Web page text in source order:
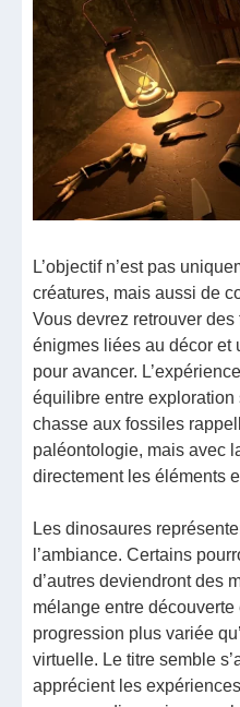
L’objectif n’est pas
créatures, mais aussi de
Vous devrez retrouver
énigmes liées au décor
pour avancer.
équilibre entre
chasse aux fossiles
paléontologie, mais avec
directement les éléments
Les dinosaures
l’ambiance. Certains
d’autres deviendront des
mélange entre
progression plus variée
virtuelle. Le titre semble
apprécient les